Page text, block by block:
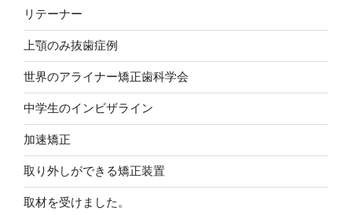
リテーナー
上顎のみ抜歯症例
世界のアライナー矯正歯科学会
中学生のインビザライン
加速矯正
取り外しができる矯正装置
取材を受けました。